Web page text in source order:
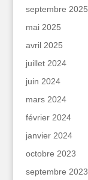
septembre 2025
mai 2025
avril 2025
juillet 2024
juin 2024
mars 2024
février 2024
janvier 2024
octobre 2023
septembre 2023